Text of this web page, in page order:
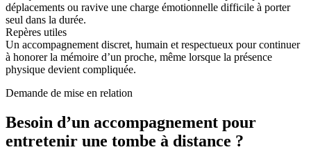
déplacements ou ravive une charge émotionnelle difficile à porter
seul dans la durée.
Repères utiles
Un accompagnement discret, humain et respectueux pour continuer
à honorer la mémoire d’un proche, même lorsque la présence
physique devient compliquée.
Demande de mise en relation
Besoin d’un accompagnement pour
entretenir une tombe à distance ?